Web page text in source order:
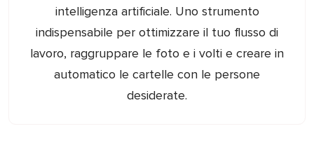
intelligenza artificiale. Uno strumento
indispensabile per ottimizzare il tuo flusso di
lavoro, raggruppare le foto e i volti e creare in
automatico le cartelle con le persone
desiderate.